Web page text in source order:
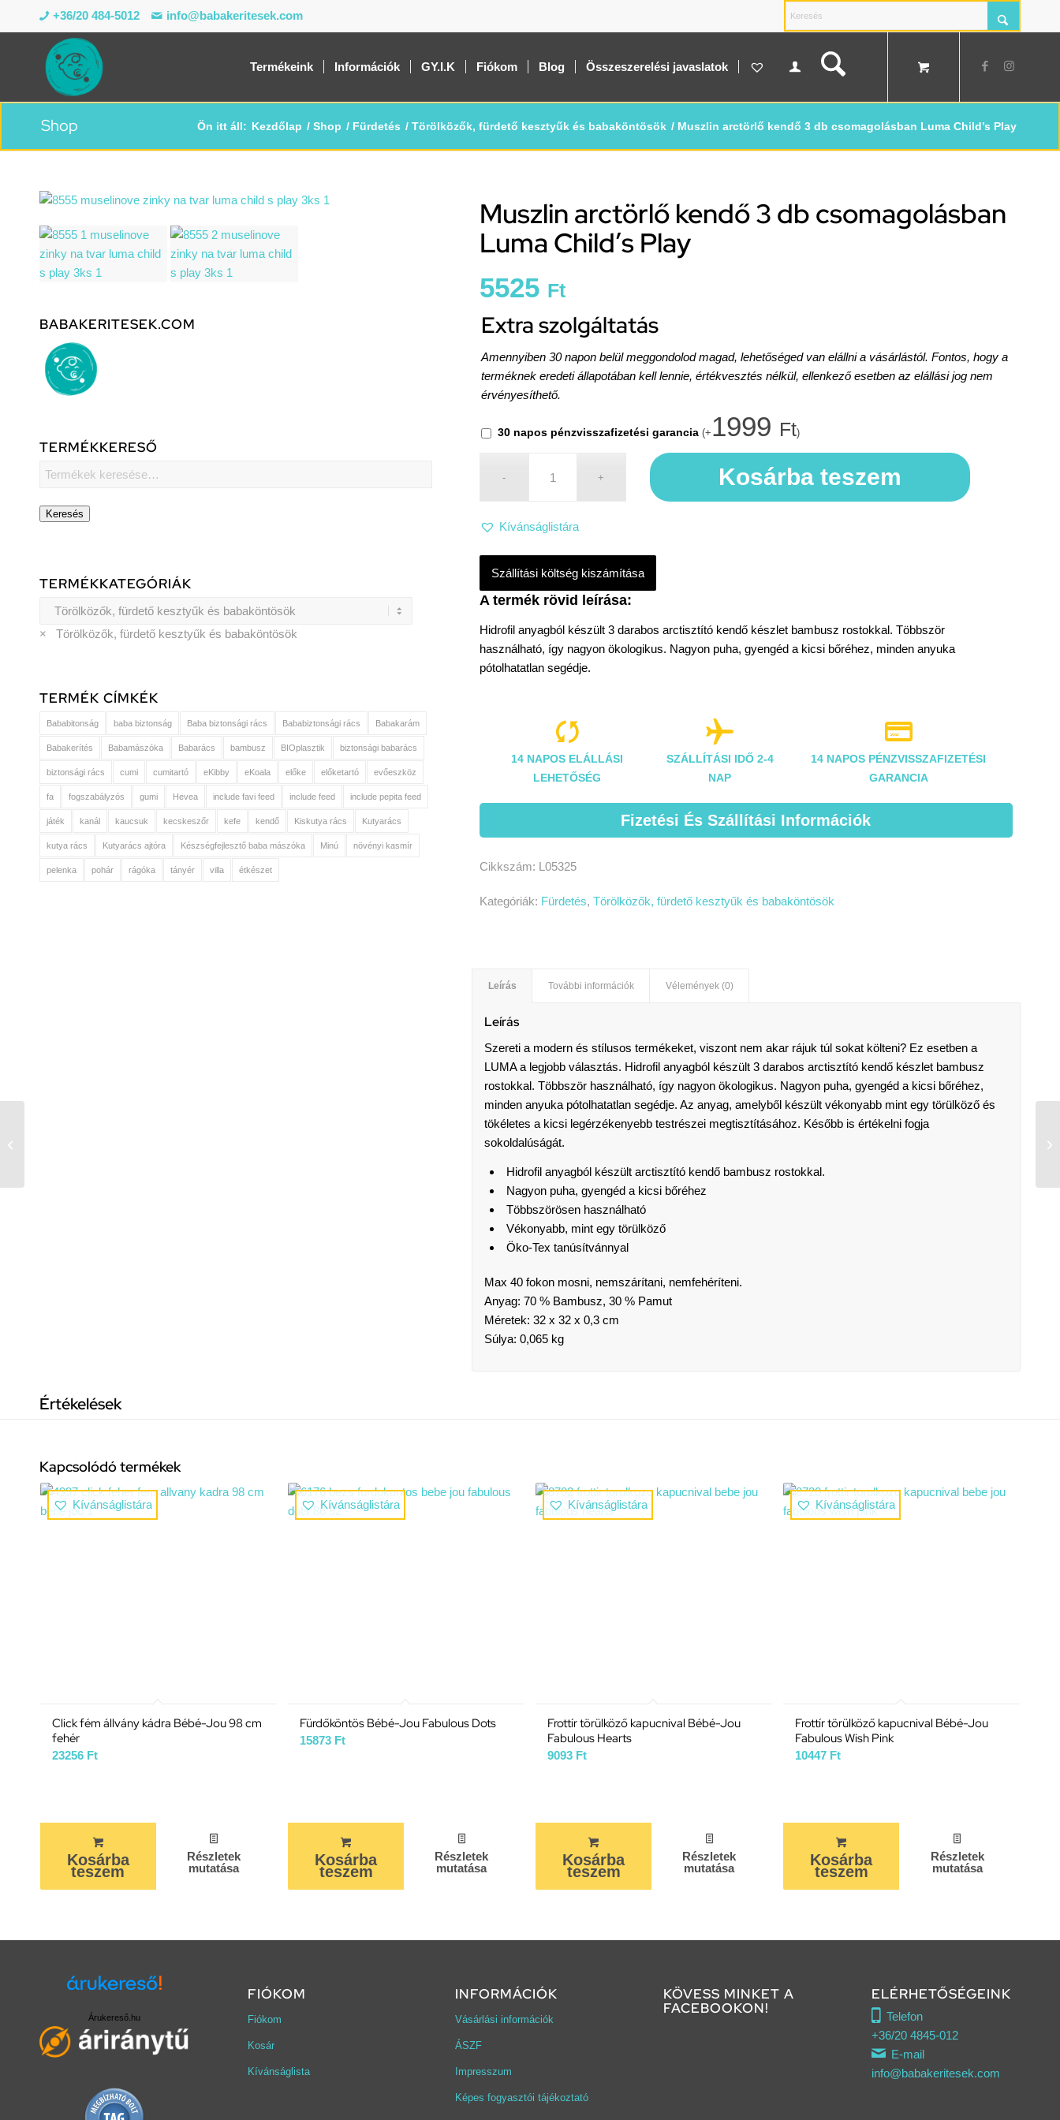
+36/20 484-5012 info@babakeritesek.com
Termékeink Információk GY.I.K Fiókom Blog Összeszerelési javaslatok
Shop Ön itt áll: Kezdőlap / Shop / Fürdetés / Törölközők, fürdető kesztyűk és babaköntösök / Muszlin arctörlő kendő 3 db csomagolásban Luma Child’s Play
BABAKERITESEK.COM
TERMÉKKERESŐ
Keresés
TERMÉKKATEGÓRIÁK
× Törölközők, fürdető kesztyűk és babaköntösök
TERMÉK CÍMKÉK
Bababitonság baba biztonság Baba biztonsági rács Bababiztonsági rács Babakarám
Babakerítés Babamászóka Babarács bambusz BIOplasztik biztonsági babarács
biztonsági rács cumi cumitartó eKibby eKoala előke előketartó evőeszköz
fa fogszabályzós gumi Hevea include favi feed include feed include pepita feed
játék kanál kaucsuk kecskeszőr kefe kendő Kiskutya rács Kutyarács
kutya rács Kutyarács ajtóra Készségfejlesztő baba mászóka Minú növényi kasmír
pelenka pohár rágóka tányér villa étkészet
Muszlin arctörlő kendő 3 db csomagolásban
Luma Child’s Play
5525 Ft
Hidrofil anyagból készült 3 darabos arctisztító kendő készletbambusz rostokkal. Többször
használható, így nagyon ökologikus. Nagyon puha, gyengéd a kicsi bőréhez, minden anyuka
pótolhatatlan segédje.
Extra szolgáltatás
Amennyiben 30 napon belül meggondolod magad, lehetőséged van elállni a vásárlástól. Fontos, hogy a
terméknek eredeti állapotában kell lennie, értékvesztés nélkül, ellenkező esetben az elállási jog nem
érvényesíthető.
30 napos pénzvisszafizetési garancia (+ 1999 Ft)
Kosárba teszem
Kívánságlistára
Szállítási költség kiszámítása

14 NAPOS ELÁLLÁSI
LEHETŐSÉG

SZÁLLÍTÁSI IDŐ 2-4
NAP

14 NAPOS PÉNZVISSZAFIZETÉSI
GARANCIA
Fizetési És Szállítási Információk
Cikkszám: L05325
Kategóriák: Fürdetés, Törölközők, fürdető kesztyűk és babaköntösök
Leírás További információk Vélemények (0)
Leírás
Szereti a modern és stílusos termékeket, viszont nem akar rájuk túl sokat költeni? Ez esetben a
LUMA a legjobb választás. Hidrofil anyagból készült 3 darabos arctisztító kendő készletbambusz
rostokkal. Többször használható, így nagyon ökologikus. Nagyon puha, gyengéd a kicsi bőréhez,
minden anyuka pótolhatatlan segédje. Az anyag, amelyből készült vékonyabb mint egy törülköző és
tökéletes a kicsi legérzékenyebb testrészei megtisztításához. Később is értékelni fogja
sokoldalúságát.
Hidrofil anyagból készült arctisztító kendő bambusz rostokkal.
Nagyon puha, gyengéd a kicsi bőréhez
Többszörösen használható
Vékonyabb, mint egy törülköző
Öko-Tex tanúsítvánnyal
Max 40 fokon mosni, nemszárítani, nemfehéríteni.
Anyag: 70 % Bambusz, 30 % Pamut
Méretek: 32 x 32 x 0,3 cm
Súlya: 0,065 kg
Értékelések
Kapcsolódó termékek
Kívánságlistára
Click fém állvány kádra Bébé-Jou 98 cm
fehér
23256 Ft
Kosárba
teszem
Részletek
mutatása
Kívánságlistára
Fürdőköntös Bébé-Jou Fabulous Dots
15873 Ft
Kosárba
teszem
Részletek
mutatása
Kívánságlistára
Frottír törülköző kapucnival Bébé-Jou
Fabulous Hearts
9093 Ft
Kosárba
teszem
Részletek
mutatása
Kívánságlistára
Frottír törülköző kapucnival Bébé-Jou
Fabulous Wish Pink
10447 Ft
Kosárba
teszem
Részletek
mutatása
Árukereső.hu
FIÓKOM
Fiókom
Kosár
Kívánságlista
INFORMÁCIÓK
Vásárlási információk
ÁSZF
Impresszum
Képes fogyasztói tájékoztató
KÖVESS MINKET A
FACEBOOKON!
ELÉRHETŐSÉGEINK
Telefon
+36/20 4845-012
E-mail
info@babakeritesek.com